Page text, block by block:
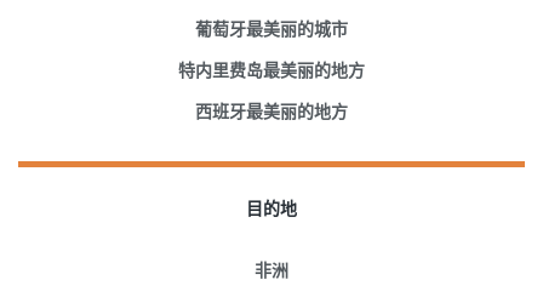
葡萄牙最美丽的城市
特内里费岛最美丽的地方
西班牙最美丽的地方
目的地
非洲